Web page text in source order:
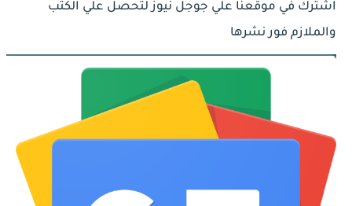
اشترك في موقعنا علي جوجل نيوز لتحصل علي الكتب
والملازم فور نشرها